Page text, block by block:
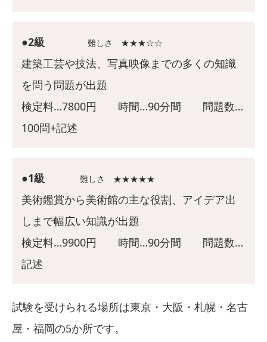
●2級 難しさ ★★★☆☆
建築工芸や技法、写真映像までの多くの知識
を問う問題が出題
検定料…7800円 時間…90分間 問題数…
100問+記述
●1級 難しさ ★★★★★
美術鑑賞から美術館の主な役割、アイデア出
しまで幅広い知識が出題
検定料…9900円 時間…90分間 問題数…
記述
試験を受けられる場所は東京・大阪・札幌・名古
屋・福岡の5か所です。